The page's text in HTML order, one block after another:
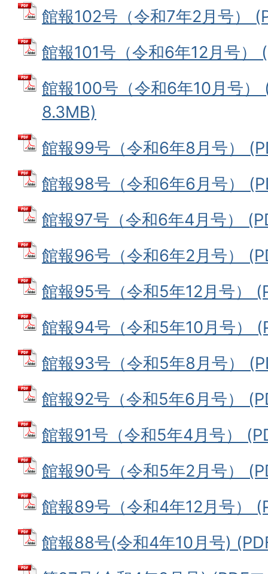
館報102号（令和7年2月号）
館報101号（令和6年12月号）
館報100号（令和6年10月号）
8.3MB)
館報99号（令和6年8月号）
館報98号（令和6年6月号）
館報97号（令和6年4月号）
館報96号（令和6年2月号）
館報95号（令和5年12月号）
館報94号（令和5年10月号）
館報93号（令和5年8月号）
館報92号（令和5年6月号）
館報91号（令和5年4月号）
館報90号（令和5年2月号）
館報89号（令和4年12月号）
館報88号(令和4年10月号)